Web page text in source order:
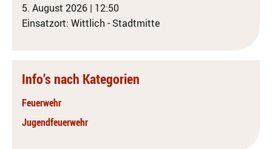
5. August 2026 | 12:50
Einsatzort: Wittlich - Stadtmitte
Info’s nach Kategorien
Feuerwehr
Jugendfeuerwehr